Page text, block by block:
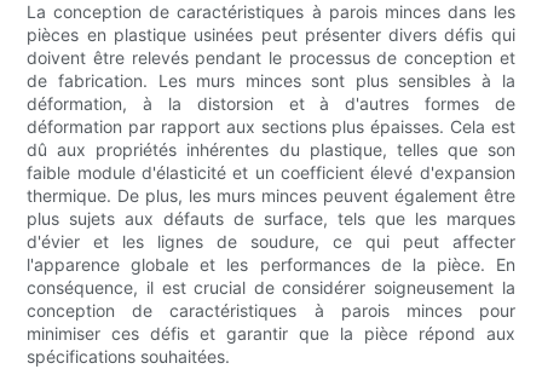
La conception de caractéristiques à parois minces dans les
pièces en plastique usinées peut présenter divers défis qui
doivent être relevés pendant le processus de conception et
de fabrication. Les murs minces sont plus sensibles à la
déformation, à la distorsion et à d'autres formes de
déformation par rapport aux sections plus épaisses. Cela est
dû aux propriétés inhérentes du plastique, telles que son
faible module d'élasticité et un coefficient élevé d'expansion
thermique. De plus, les murs minces peuvent également être
plus sujets aux défauts de surface, tels que les marques
d'évier et les lignes de soudure, ce qui peut affecter
l'apparence globale et les performances de la pièce. En
conséquence, il est crucial de considérer soigneusement la
conception de caractéristiques à parois minces pour
minimiser ces défis et garantir que la pièce répond aux
spécifications souhaitées.